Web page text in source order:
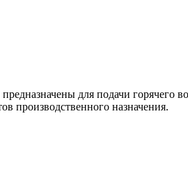
для подачи горячего
производственного назначения.